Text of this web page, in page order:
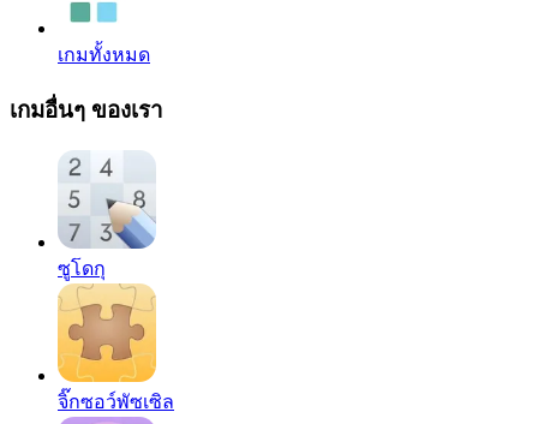
เกมทั้งหมด
เกมอื่นๆ ของเรา
ซูโดกุ
จิ๊กซอว์พัซเซิล